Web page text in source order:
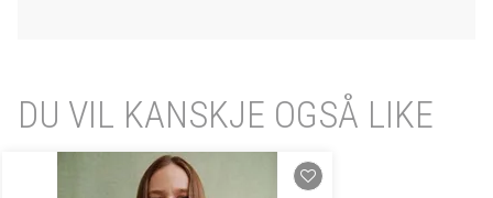
DU VIL KANSKJE OGSÅ LIKE